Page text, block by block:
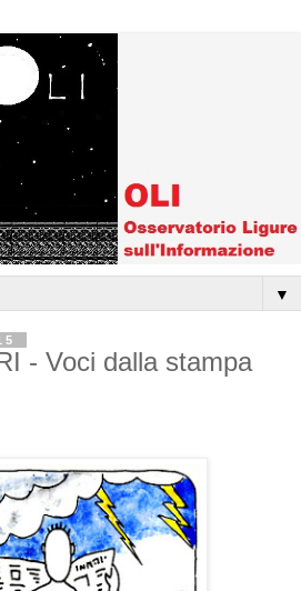
▼
- Voci dalla stampa